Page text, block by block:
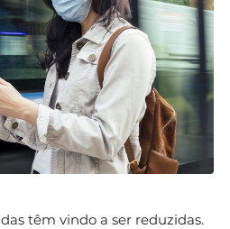
têm vindo a ser reduzidas.